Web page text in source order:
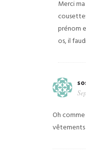
Merci
prénom
os, il
Oh
vêtements